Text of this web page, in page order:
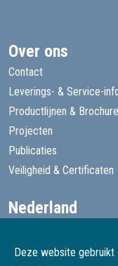
Deze website gebruikt
Over ons
Contact
Leverings- & Service-
Productlijnen &
Projecten
Publicaties
Veiligheid & Certificaten
Nederland